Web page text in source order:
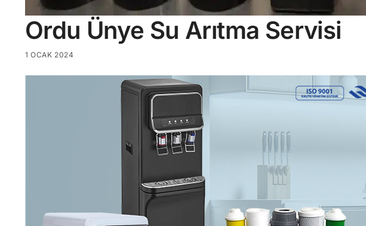
Ordu Ünye Su Arıtma Servisi
1 OCAK 2024